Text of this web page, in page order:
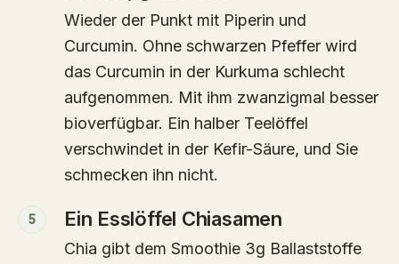
Wieder der Punkt mit Piperin und
Curcumin. Ohne schwarzen Pfeffer wird
das Curcumin in der Kurkuma schlecht
aufgenommen. Mit ihm zwanzigmal besser
bioverfügbar. Ein halber Teelöffel
verschwindet in der Kefir-Säure, und Sie
schmecken ihn nicht.
5 Ein Esslöffel Chiasamen
Chia gibt dem Smoothie 3g Ballaststoffe